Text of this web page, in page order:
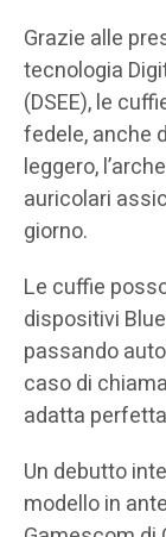
Grazie alle
tecnologia
(DSEE), le
fedele, anche
leggero,
auricolari
giorno.
Le cuffie
dispositivi
passando
caso di
adatta
Un debutto
modello in